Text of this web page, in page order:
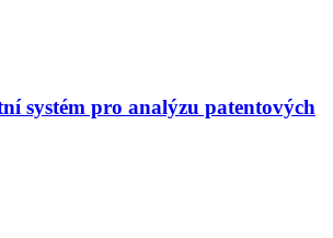
systém pro analýzu patentových